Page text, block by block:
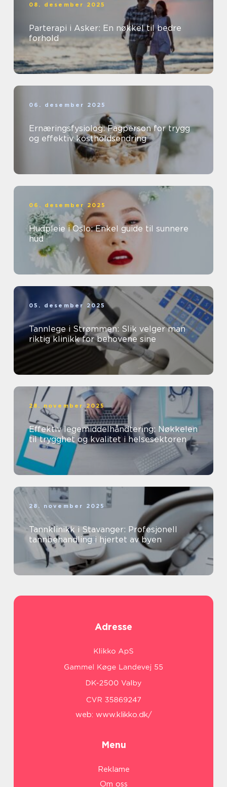
08. desember 2025
Parterapi i Asker: En nøkkel til bedre
forhold
06. desember 2025
Ernæringsfysiolog: Fagperson for trygg
og effektiv kostholdsendring
06. desember 2025
Hudpleie i Oslo: Enkel guide til sunnere
hud
05. desember 2025
Tannlege i Strømmen: Slik velger man
riktig klinikk for behovene sine
28. november 2025
Effektiv legemiddelhåndtering: Nøkkelen
til trygghet og kvalitet i helsesektoren
28. november 2025
Tannklinikk i Stavanger: Profesjonell
tannbehandling i hjertet av byen
Adresse
web: www.klikko.dk/
Menu
Reklame
Om oss